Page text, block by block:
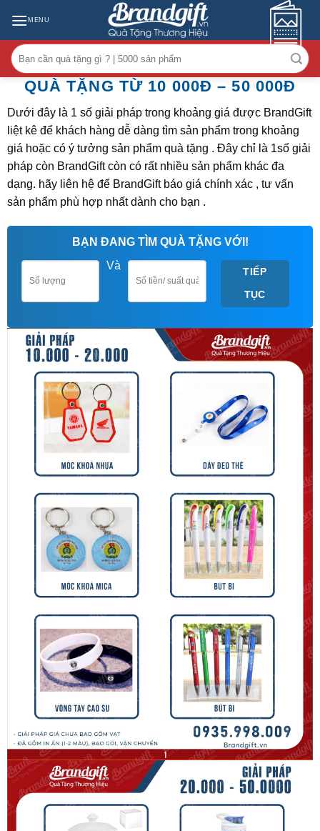
content
MENU
Tìm
kiếm:
QUÀ TẶNG TỪ 10 000Đ – 50 000Đ
Dưới đây là 1 số giải pháp trong khoảng giá được BrandGift
liệt kê để khách hàng dễ dàng tìm sản phẩm trong khoảng
giá hoặc có ý tưởng sản phẩm quà tặng . Đây chỉ là 1số giải
pháp còn BrandGift còn có rất nhiều sản phẩm khác đa
dạng. hãy liên hệ để BrandGift báo giá chính xác , tư vấn
sản phẩm phù hợp nhất dành cho bạn .
BẠN ĐANG TÌM QUÀ TẶNG VỚI!
Và
TIẾP
TỤC